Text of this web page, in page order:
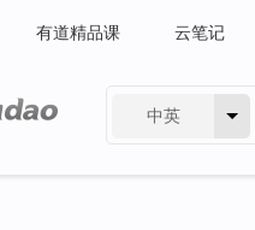
有道精品课 云笔记
中英